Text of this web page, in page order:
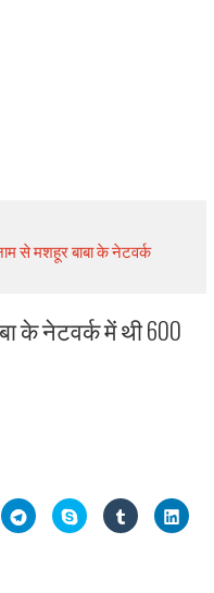
से मशहूर बाबा के नेटवर्क
के नेटवर्क में थी 600
Click
to
share
Share
on
Skype
Click
to
share
Click
to